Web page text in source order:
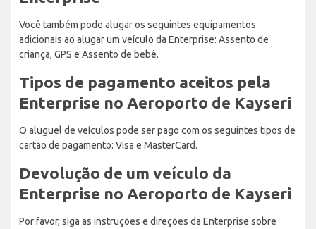
Você também pode alugar os seguintes equipamentos
adicionais ao alugar um veículo da Enterprise: Assento de
criança, GPS e Assento de bebê.
Tipos de pagamento aceitos pela
Enterprise no Aeroporto de Kayseri
O aluguel de veículos pode ser pago com os seguintes tipos de
cartão de pagamento: Visa e MasterCard.
Devolução de um veículo da
Enterprise no Aeroporto de Kayseri
Por favor, siga as instruções e direções da Enterprise sobre